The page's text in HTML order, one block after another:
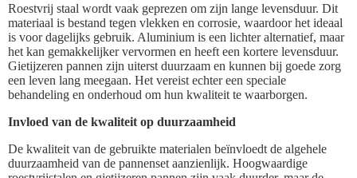
Roestvrij staal wordt vaak geprezen om zijn lange levensduur. Dit
materiaal is bestand tegen vlekken en corrosie, waardoor het ideaal
is voor dagelijks gebruik. Aluminium is een lichter alternatief, maar
het kan gemakkelijker vervormen en heeft een kortere levensduur.
Gietijzeren pannen zijn uiterst duurzaam en kunnen bij goede zorg
een leven lang meegaan. Het vereist echter een speciale
behandeling en onderhoud om hun kwaliteit te waarborgen.
Invloed van de kwaliteit op duurzaamheid
De kwaliteit van de gebruikte materialen beïnvloedt de algehele
duurzaamheid van de pannenset aanzienlijk. Hoogwaardige